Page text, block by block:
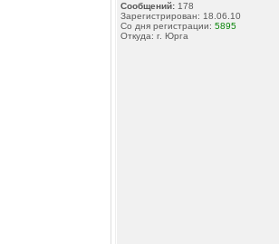
Сообщений: 178
Зарегистрирован: 18.06.10
Со дня регистрации: 5895
Откуда: г. Юрга